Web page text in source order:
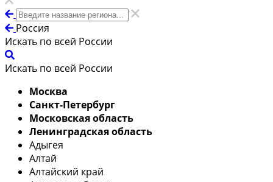
Россия
Искать по всей России
Искать по всей России
Москва
Санкт-Петербург
Московская область
Ленинградская область
Адыгея
Алтай
Алтайский край